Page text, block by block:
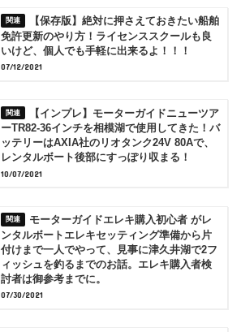
【保存版】絶対に押さえておきたい船舶
免許更新のやり方！ライセンススクールも良
いけど、個人でも手軽に出来るよ！！！
07/12/2021
【インプレ】モーターガイドニューツア
ーTR82-36インチを相模湖で使用してきた！バ
ッテリーはAXIA社のリオタンク24V 80Aで、
レンタルボート後部にすっぽり収まる！
10/07/2021
モーターガイドエレキ購入初心者 がレ
ンタルボートエレキセッティング準備から片
付けまで一人でやって、見事に津久井湖で2フ
ィッシュを釣るまでのお話。エレキ購入者検
討者は御参考までに。
07/30/2021